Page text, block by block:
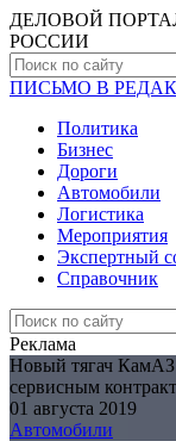
ДЕЛОВОЙ
РОCСИИ
ПИСЬМО В
Политика
Бизнес
Дороги
Автомобили
Логистика
Мероприятия
Экспертный
Справочник
Реклама
Новый тягач КамАЗ
сервисным
01 августа 2019
Автомобили